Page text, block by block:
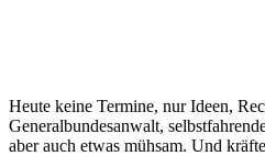
Heute keine Termine, nur Ideen,
Generalbundesanwalt,
aber auch etwas mühsam. Und